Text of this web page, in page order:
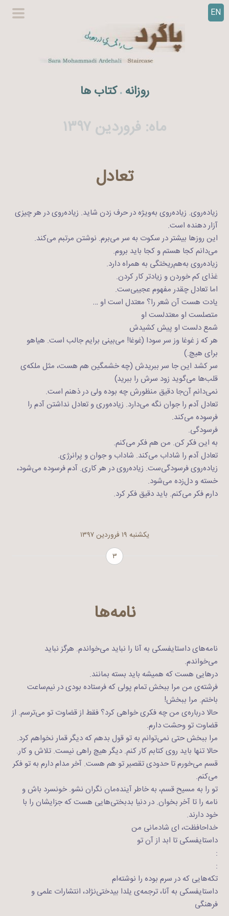
EN
روزانه . کتاب ها
ماه: فروردین ۱۳۹۷
تعادل
زیاده‌روی. زیاده‌روی به‌ویژه در حرف زدن شاید. زیاده‌روی در هر چیزی
آزار دهنده است.
این روزها بیشتر در سکوت به سر می‌برم. نوشتن مرتبم می‌کند.
می‌دانم کجا هستم و کجا باید بروم.
زیاده‌روی به‌‌‌هم‌ریختگی به همراه دارد.
غذای کم خوردن و زیادتر کار کردن.
اما تعادل چقدر مفهوم عجیبی‌ست.
یادت هست آن شعر را؟ معتدل است او …
متصلست او معتدلست او
شمع دلست او پیش کشیدش
هر که ز غوغا وز سر سودا (غوغا! می‌بینی برایم جالب است. هیاهو
برای هیچ.)
سر کشد این جا سر ببریدش (چه خشمگین هم هست، مثل ملکه‌ی
قلب‌ها می‌گوید زود سرش را ببرید)
نمی‌دانم آن‌جا دقیق منظورش چه بوده ولی در ذهنم است.
تعادل آدم را جوان نگه می‌دارد. زیاده‌وری و تعادل نداشتن آدم را
فرسوده می‌کند.
فرسودگی.
به این فکر کن. من هم فکر می‌کنم.
تعادل آدم را شاداب می‌کند. شاداب و جوان و پرانرژی.
زیاده‌روی فرسودگی‌ست. زیاده‌روی در هر کاری. آدم فرسوده می‌شود،
خسته و دل‌زده می‌شود.
دارم فکر می‌کنم. باید دقیق فکر کرد.
یکشنبه ۱۹ فروردین ۱۳۹۷
۳
نامه‌ها
نامه‌های داستایفسکی به آنا را نباید می‌خواندم. هرگز نباید
می‌خواندم.
درهایی هست که همیشه باید بسته بمانند.
فرشته‌ی من مرا ببخش تمام پولی که فرستاده‌ بودی در نیم‌ساعت
باختم. مرا ببخش!
حالا درباره‌ی من چه فکری خواهی کرد؟ فقط از قضاوت تو می‌ترسم. از
قضاوت تو وحشت دارم.
مرا ببخش حتی نمی‌توانم به تو قول بدهم که دیگر قمار نخواهم کرد.
حالا تنها باید روی کتابم کار کنم. دیگر هیچ راهی نیست. تلاش و کار.
قسم می‌خورم تا حدودی تقصیر تو هم هست. آخر مدام دارم به تو فکر
می‌کنم.
تو را به مسیح قسم، به خاطر آینده‌مان نگران نشو. خونسرد باش و
نامه را تا آخر بخوان. در دنیا بدبختی‌هایی هست که جزایشان را با
خود دارند.
خداحافظت، ای شادمانی من
داستایفسکی تا ابد از آن تو
:
:
تکه‌هایی که در سرم بوده را نوشته‌ام
داستایفسکی به آنا، ترجمه‌ی یلدا بیدختی‌نژاد، انتشارات علمی و
فرهنگی